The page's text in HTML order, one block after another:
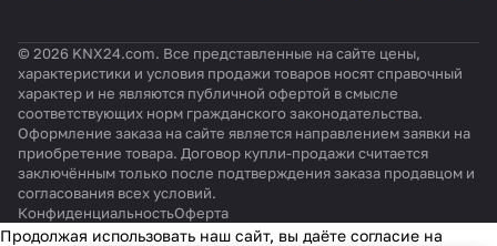
© 2026 KNX24.com. Все представленные на сайте цены,
характеристики и условия продажи товаров носят справочный
характер и не являются публичной офертой в смысле
соответствующих норм гражданского законодательства.
Оформление заказа на сайте является направлением заявки на
приобретение товара. Договор купли-продажи считается
заключённым только после подтверждения заказа продавцом и
согласования всех условий.
КонфиденциальностьОферта
Продолжая использовать наш сайт, вы даёте согласие на